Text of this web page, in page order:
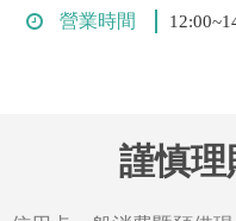
營業時間
謹慎理